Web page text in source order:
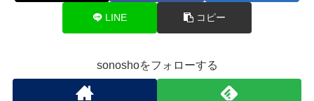
LINE コピー
sonoshoをフォローする